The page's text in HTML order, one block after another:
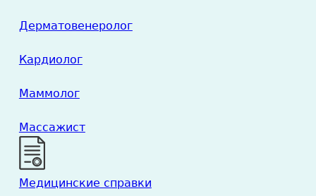
Дерматовенеролог
Кардиолог
Маммолог
Массажист
Медицинские справки